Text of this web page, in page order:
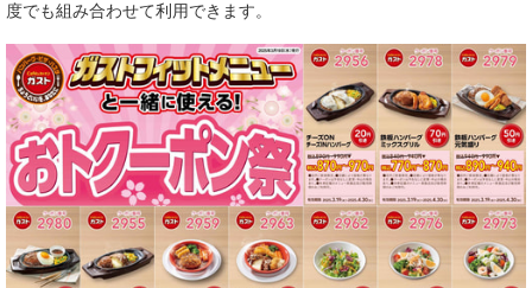
度でも組み合わせて利用できます。